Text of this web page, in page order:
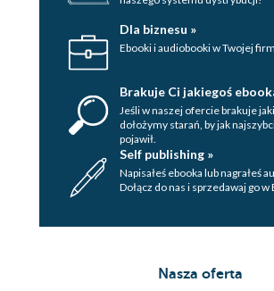
Dla biznesu »
Ebooki i audiobooki w Twojej
Brakuje Ci jakiegoś
Jeśli w naszej ofercie brakuje
dołożymy starań, by jak
pojawił.
Self publishing »
Napisałeś ebooka lub nagrałeś
Dołącz do nas i sprzedawaj go
Nasza oferta